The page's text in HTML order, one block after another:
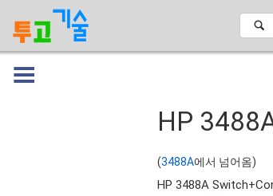
HP
(3488A에서 넘어옴)
HP 3488A